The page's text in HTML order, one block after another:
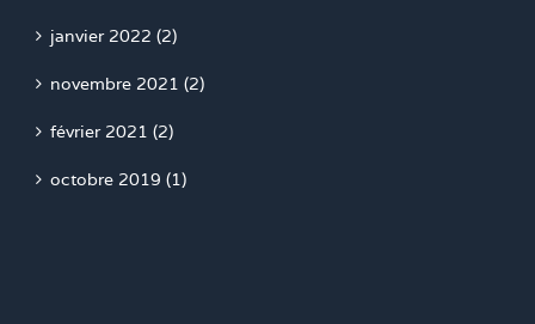
janvier 2022 (2)
novembre 2021 (2)
février 2021 (2)
octobre 2019 (1)